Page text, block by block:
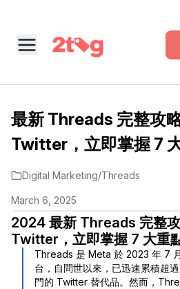
最新 Threads 完整攻
Twitter，立即掌握 7
Digital Marketing/Threads
March 6, 2025
2024 最新 Threads 完整
Twitter，立即掌握 7 大重
Threads 是 Meta 於 2023 年 7
台，自問世以來，已迅速累積超
門的 Twitter 替代品。然而，